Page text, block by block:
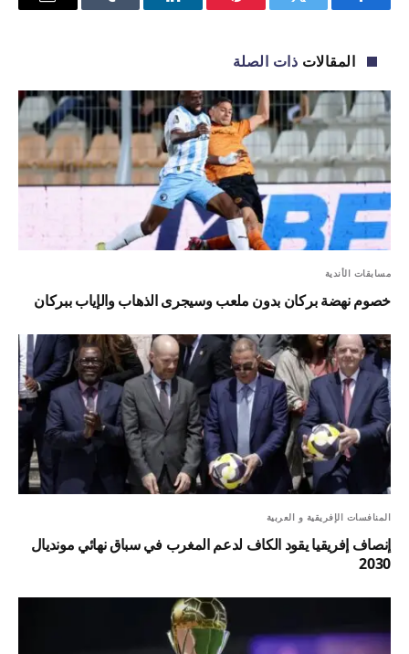
فيسبوك تويتر بينتيريستلينكدإن Tumblr
البريد
المقالات ذات الصلة
مسابقات الأندية
خصوم نهضة بركان بدون ملعب وسيجرى الذهاب والإياب ببركان
المنافسات الإفريقية و العربية
إنصاف إفريقيا يقود الكاف لدعم المغرب في سباق نهائي مونديال
2030